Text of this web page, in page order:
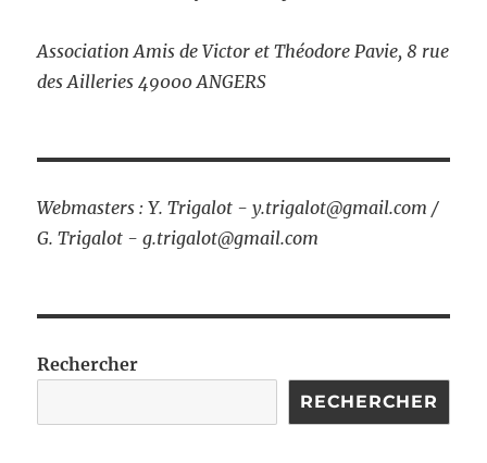
Association Amis de Victor et Théodore Pavie, 8 rue
des Ailleries 49000 ANGERS
Webmasters : Y. Trigalot - y.trigalot@gmail.com /
G. Trigalot - g.trigalot@gmail.com
Rechercher
RECHERCHER